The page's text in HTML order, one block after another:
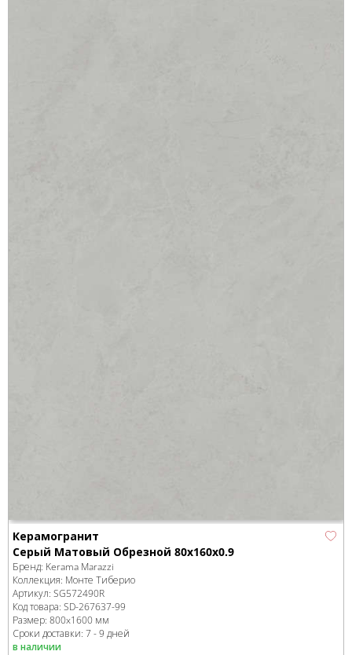
Керамогранит
Серый Матовый Обрезной 80x160x0.9
Бренд: Kerama Marazzi
Коллекция: Монте Тиберио
Артикул: SG572490R
Код товара: SD-267637-99
Размер: 800x1600 мм
Сроки доставки: 7 - 9 дней
в наличии